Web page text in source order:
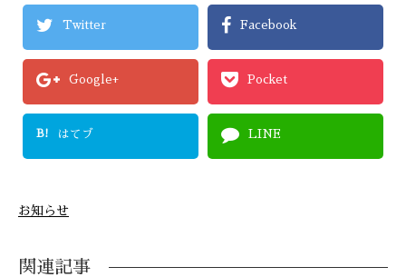
Twitter Facebook
Google+ Pocket
B! はてブ LINE
お知らせ
関連記事